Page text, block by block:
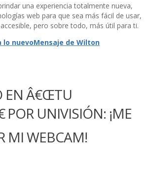
una experiencia totalmente nueva,
web para que sea más fácil de usar,
pero sobre todo, más útil para ti.
lo nuevoMensaje de Wilton
EN Â€ŒTU
POR UNIVISIÓN: ¡ME
MI WEBCAM!